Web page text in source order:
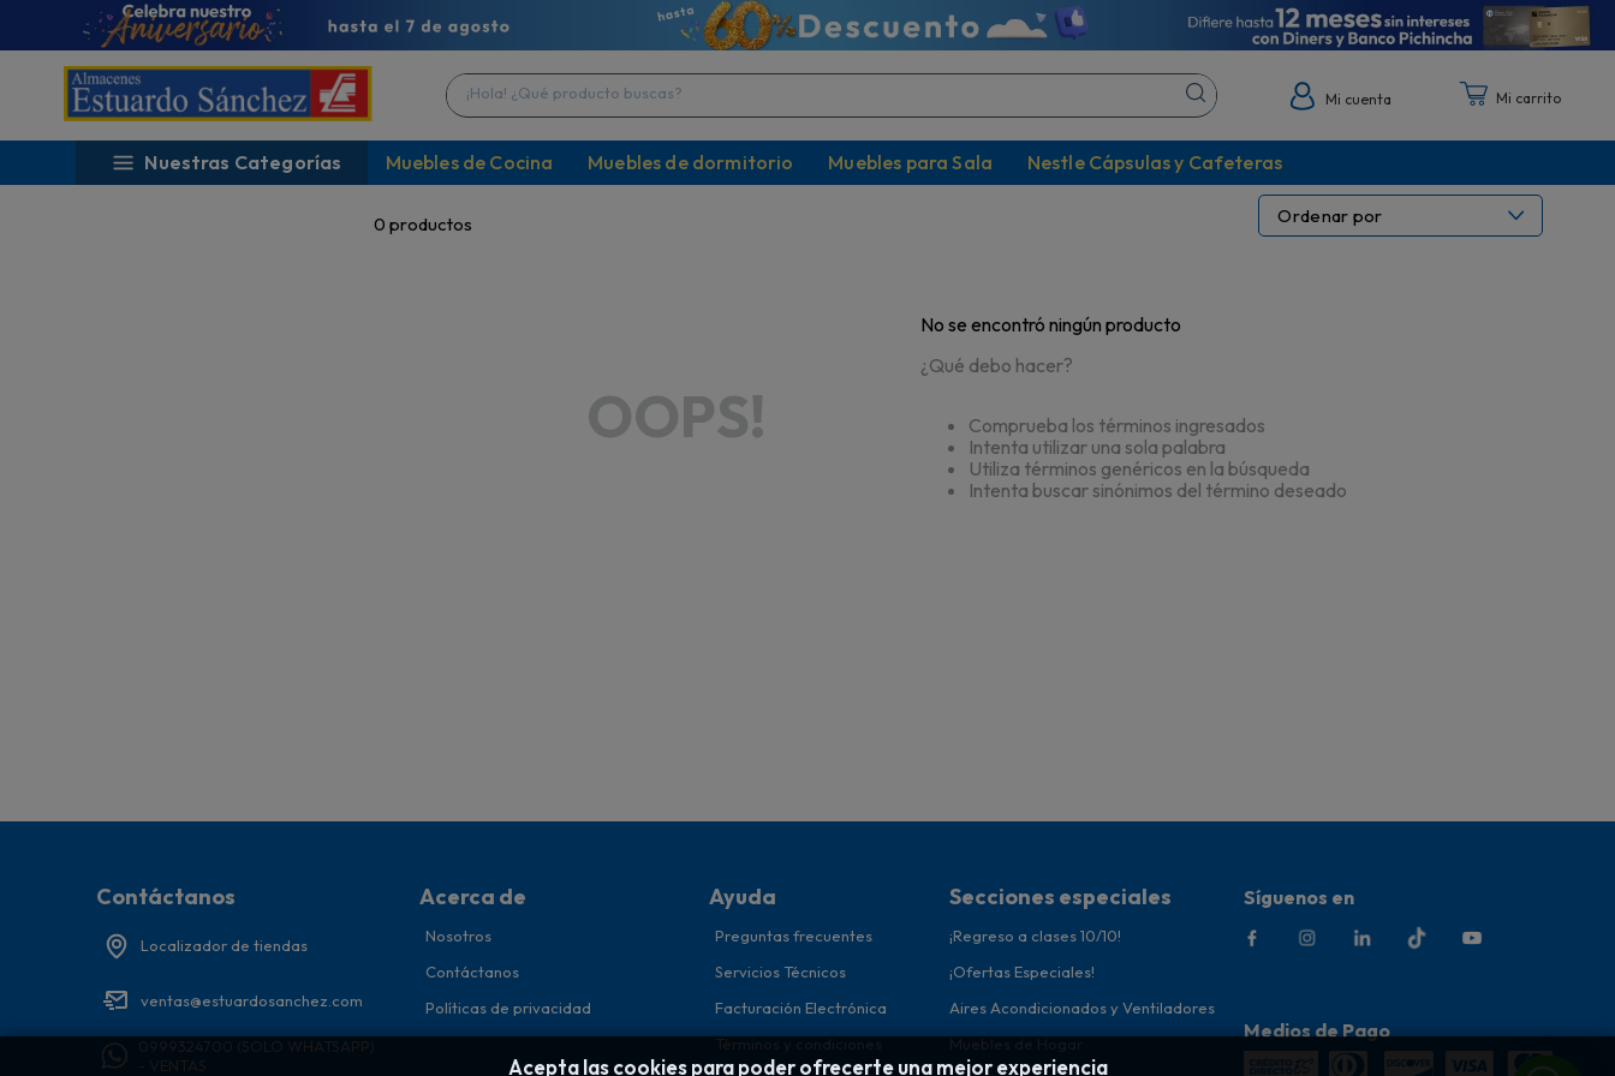
¡Hola! ¿Qué producto buscas?
Mi cuenta
Nuestras Categorías Muebles de Cocina Muebles de dormitorio Muebles para Sala Nestle Cápsulas y Cafeteras
0 productos Ordenar por
OOPS!
No se encontró ningún producto
¿Qué debo hacer?
Comprueba los términos ingresados
Intenta utilizar una sola palabra
Utiliza términos genéricos en la búsqueda
Intenta buscar sinónimos del término deseado
Contáctanos
Localizador de tiendas
ventas@estuardosanchez.com
Acerca de
Nosotros
Contáctanos
Políticas de privacidad
Ayuda
Preguntas frecuentes
Servicios Técnicos
Facturación Electrónica
Secciones especiales
¡Regreso a clases 10/10!
¡Ofertas Especiales!
Aires Acondicionados y Ventiladores
Síguenos en
Medios de Pago